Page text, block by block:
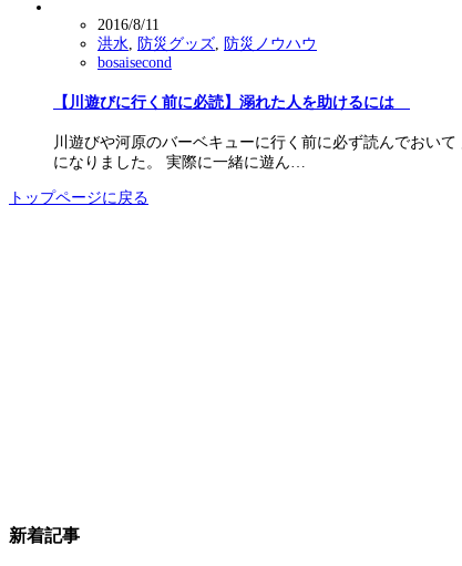
2016/8/11
洪水, 防災グッズ, 防災ノウハウ
bosaisecond
【川遊びに行く前に必読】溺れた人を助けるには
川遊びや河原のバーベキューに行く前に必ず読んでおい
になりました。 実際に一緒に遊ん…
トップページに戻る
新着記事